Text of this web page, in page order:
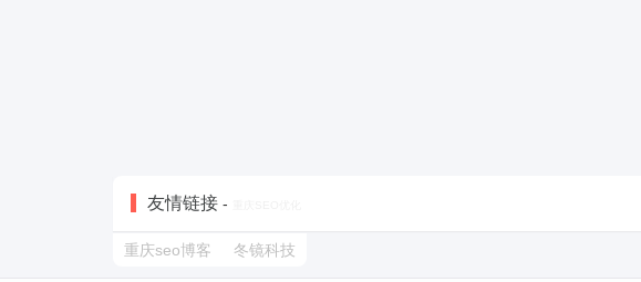
友情链接 -
重庆seo博客 冬镜科技